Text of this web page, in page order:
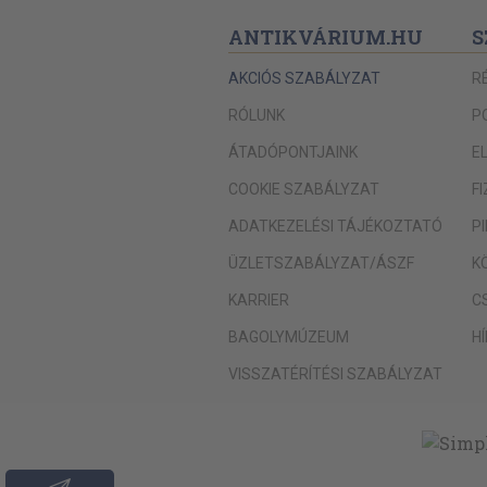
ANTIKVÁRIUM.HU
AKCIÓS SZABÁLYZAT
RÓLUNK
ÁTADÓPONTJAINK
COOKIE SZABÁLYZAT
ADATKEZELÉSI TÁJÉKOZTATÓ
ÜZLETSZABÁLYZAT/ÁSZF
KARRIER
BAGOLYMÚZEUM
VISSZATÉRÍTÉSI SZABÁLYZAT